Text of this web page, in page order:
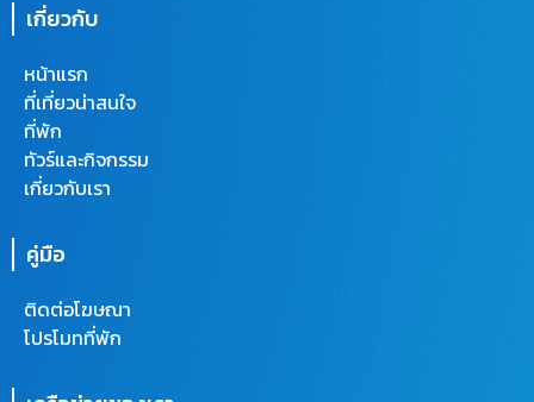
เกี่ยวกับ
หน้าแรก
ที่เที่ยวน่าสนใจ
ที่พัก
ทัวร์และกิจกรรม
เกี่ยวกับเรา
คู่มือ
ติดต่อโฆษณา
โปรโมทที่พัก